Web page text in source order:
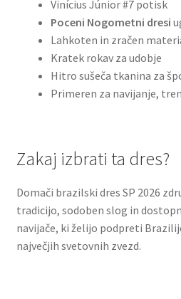
Vinícius Júnior #7 potisk
Poceni Nogometni dresi
Lahkoten in zračen
Kratek rokav za udobje
Hitro sušeča tkanina za
Primeren za navijanje,
Zakaj izbrati ta dres?
Domači brazilski dres SP 2026
tradicijo, sodoben slog in
navijače, ki želijo podpreti
največjih svetovnih zvezd.